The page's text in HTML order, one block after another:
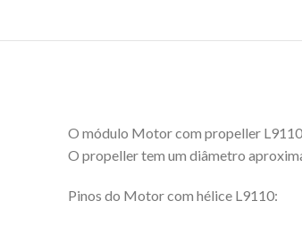
O módulo Motor com propeller L9110
O propeller tem um diâmetro
Pinos do Motor com hélice L9110: